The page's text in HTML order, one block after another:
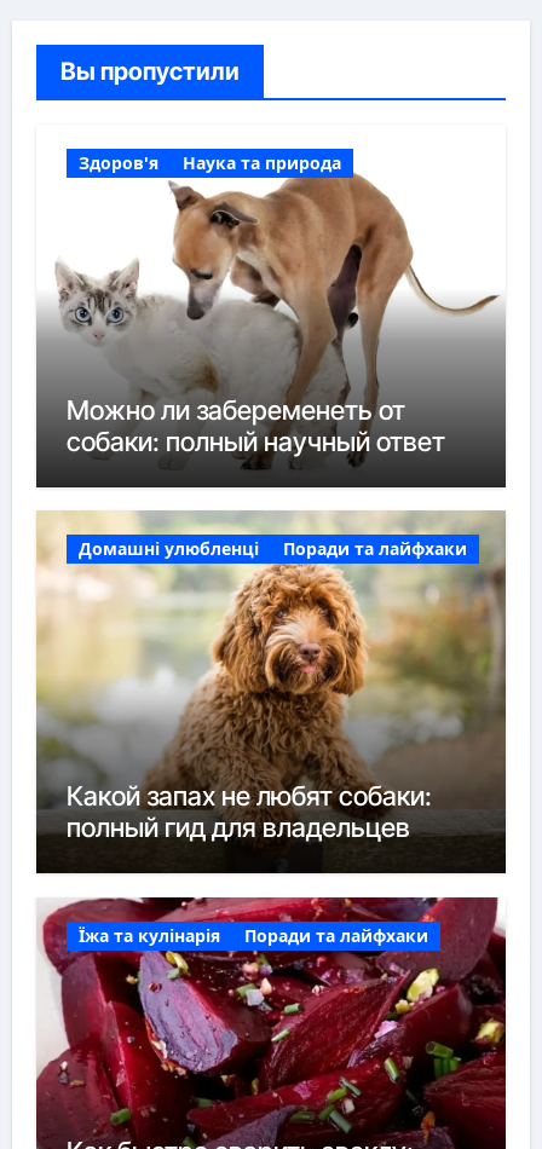
Вы пропустили
Здоров'я Наука та природа
Можно ли забеременеть от
собаки: полный научный ответ
Домашні улюбленці Поради та лайфхаки
Какой запах не любят собаки:
полный гид для владельцев
Їжа та кулінарія Поради та лайфхаки